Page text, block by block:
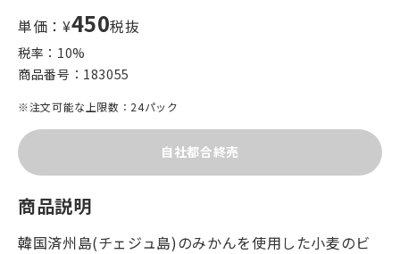
単価：¥450税抜
税率： 10%
商品番号： 183055
※注文可能な上限数：24パック
自社都合終売
商品説明
韓国済州島(チェジュ島)のみかんを使用した小麦のビ